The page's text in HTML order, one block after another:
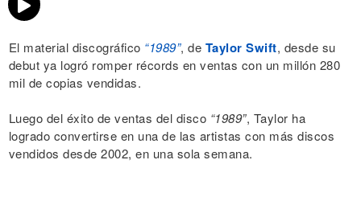
El material discográfico “1989”, de Taylor Swift, desde su
debut ya logró romper récords en ventas con un millón 280
mil de copias vendidas.
Luego del éxito de ventas del disco “1989”, Taylor ha
logrado convertirse en una de las artistas con más discos
vendidos desde 2002, en una sola semana.